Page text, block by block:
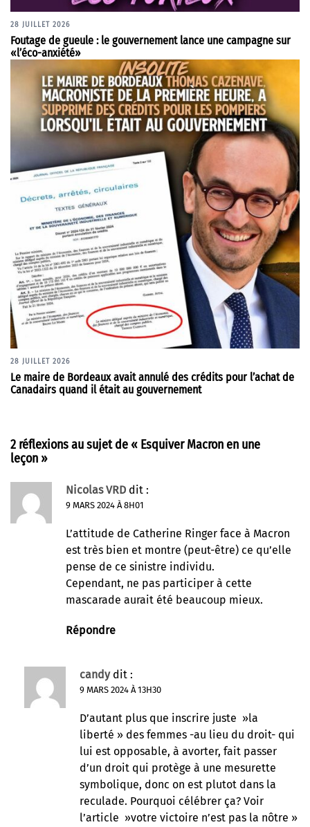
28 JUILLET 2026
Foutage de gueule : le gouvernement lance une campagne sur
«l’éco-anxiété»
28 JUILLET 2026
Le maire de Bordeaux avait annulé des crédits pour l’achat de
Canadairs quand il était au gouvernement
2 réflexions au sujet de « Esquiver Macron en une
leçon »
Nicolas VRD dit :
9 MARS 2024 À 8H01
L’attitude de Catherine Ringer face à Macron
est très bien et montre (peut-être) ce qu’elle
pense de ce sinistre individu.
Cependant, ne pas participer à cette
mascarade aurait été beaucoup mieux.
Répondre
candy dit :
9 MARS 2024 À 13H30
D’autant plus que inscrire juste »la
liberté » des femmes -au lieu du droit- qui
lui est opposable, à avorter, fait passer
d’un droit qui protège à une mesurette
symbolique, donc on est plutot dans la
reculade. Pourquoi célébrer ça? Voir
l’article »votre victoire n’est pas la nôtre »